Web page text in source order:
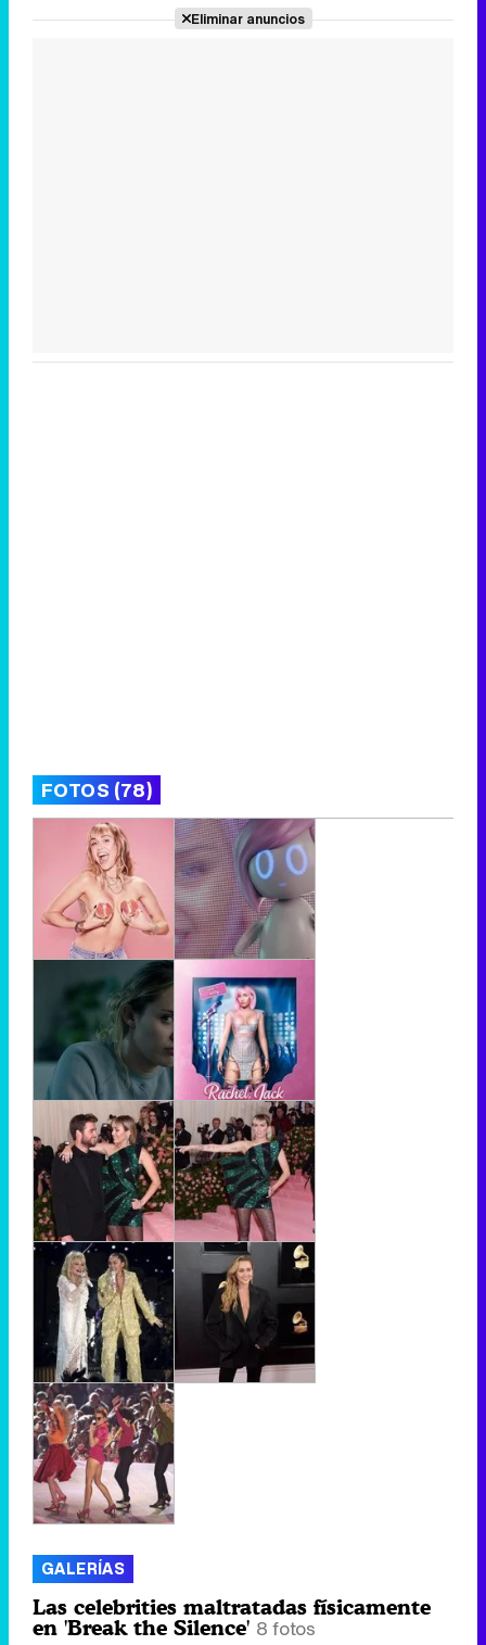
Eliminar anuncios
FOTOS (78)
GALERÍAS
Las celebrities maltratadas físicamente
en 'Break the Silence' 8 fotos